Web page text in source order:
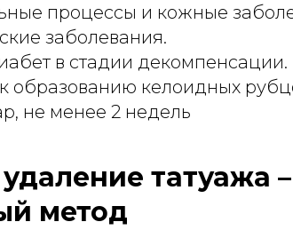
процессы и кожные
заболевания.
в стадии декомпенсации.
образованию келоидных
не менее 2 недель
татуажа
метод